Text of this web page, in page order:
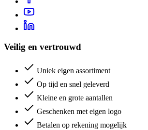
Veilig en vertrouwd
Uniek eigen assortiment
Op tijd en snel geleverd
Kleine en grote aantallen
Geschenken met eigen logo
Betalen op rekening mogelijk